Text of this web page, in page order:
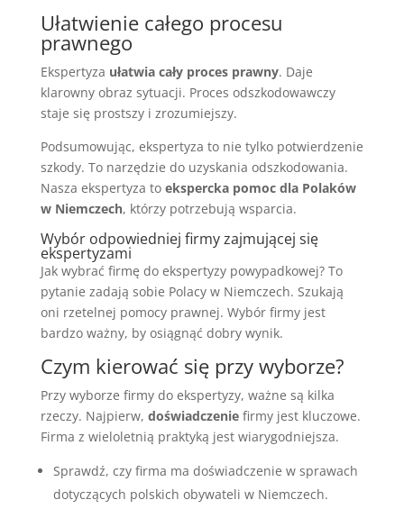
Ułatwienie całego procesu
prawnego
Ekspertyza ułatwia cały proces prawny. Daje
klarowny obraz sytuacji. Proces odszkodowawczy
staje się prostszy i zrozumiejszy.
Podsumowując, ekspertyza to nie tylko potwierdzenie
szkody. To narzędzie do uzyskania odszkodowania.
Nasza ekspertyza to ekspercka pomoc dla Polaków
w Niemczech, którzy potrzebują wsparcia.
Wybór odpowiedniej firmy zajmującej się
ekspertyzami
Jak wybrać firmę do ekspertyzy powypadkowej? To
pytanie zadają sobie Polacy w Niemczech. Szukają
oni rzetelnej pomocy prawnej. Wybór firmy jest
bardzo ważny, by osiągnąć dobry wynik.
Czym kierować się przy wyborze?
Przy wyborze firmy do ekspertyzy, ważne są kilka
rzeczy. Najpierw, doświadczeniefirmy jest kluczowe.
Firma z wieloletnią praktyką jest wiarygodniejsza.
Sprawdź, czy firma ma doświadczenie w sprawach
dotyczących polskich obywateli w Niemczech.